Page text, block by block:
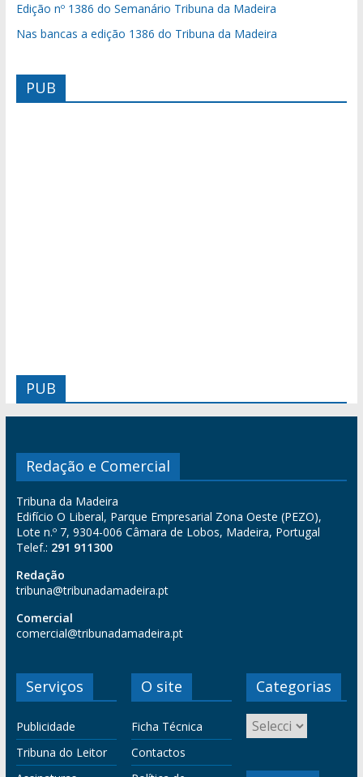
Edição nº 1386 do Semanário Tribuna da Madeira
Nas bancas a edição 1386 do Tribuna da Madeira
PUB
PUB
Redação e Comercial
Tribuna da Madeira
Edifício O Liberal, Parque Empresarial Zona Oeste (PEZO),
Lote n.º 7, 9304-006 Câmara de Lobos, Madeira, Portugal
Telef.: 291 911300
Redação
tribuna@tribunadamadeira.pt
Comercial
comercial@tribunadamadeira.pt
Serviços
Publicidade
Tribuna do Leitor
O site
Ficha Técnica
Contactos
Categorias